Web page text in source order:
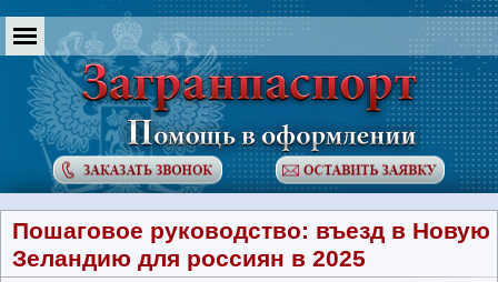
Пошаговое руководство: въезд в Новую
Зеландию для россиян в 2025